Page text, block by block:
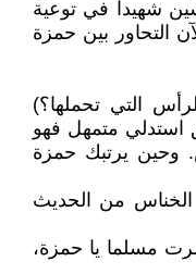
شهيدا في توعية
التحاور بين حمزة
التي تحملها؟)
استدلي متمهل فهو
وحين يرتبك حمزة
الخناس من الحديث
مسلما يا حمزة،